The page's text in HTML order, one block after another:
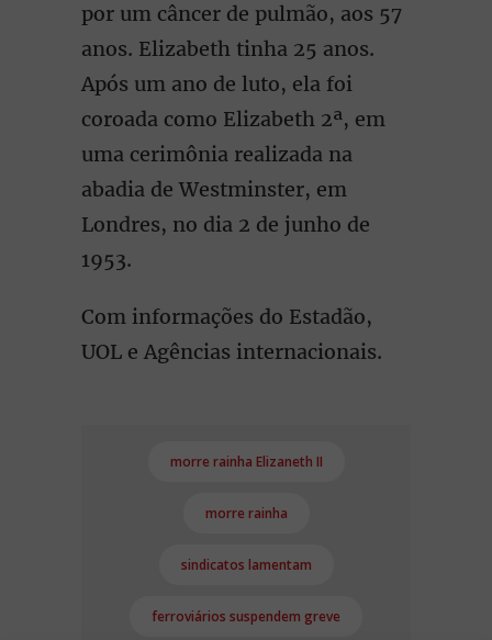
por um câncer de pulmão, aos 57
anos. Elizabeth tinha 25 anos.
Após um ano de luto, ela foi
coroada como Elizabeth 2ª, em
uma cerimônia realizada na
abadia de Westminster, em
Londres, no dia 2 de junho de
1953.
Com informações do Estadão,
UOL e Agências internacionais.
morre rainha Elizaneth II
morre rainha
sindicatos lamentam
ferroviários suspendem greve